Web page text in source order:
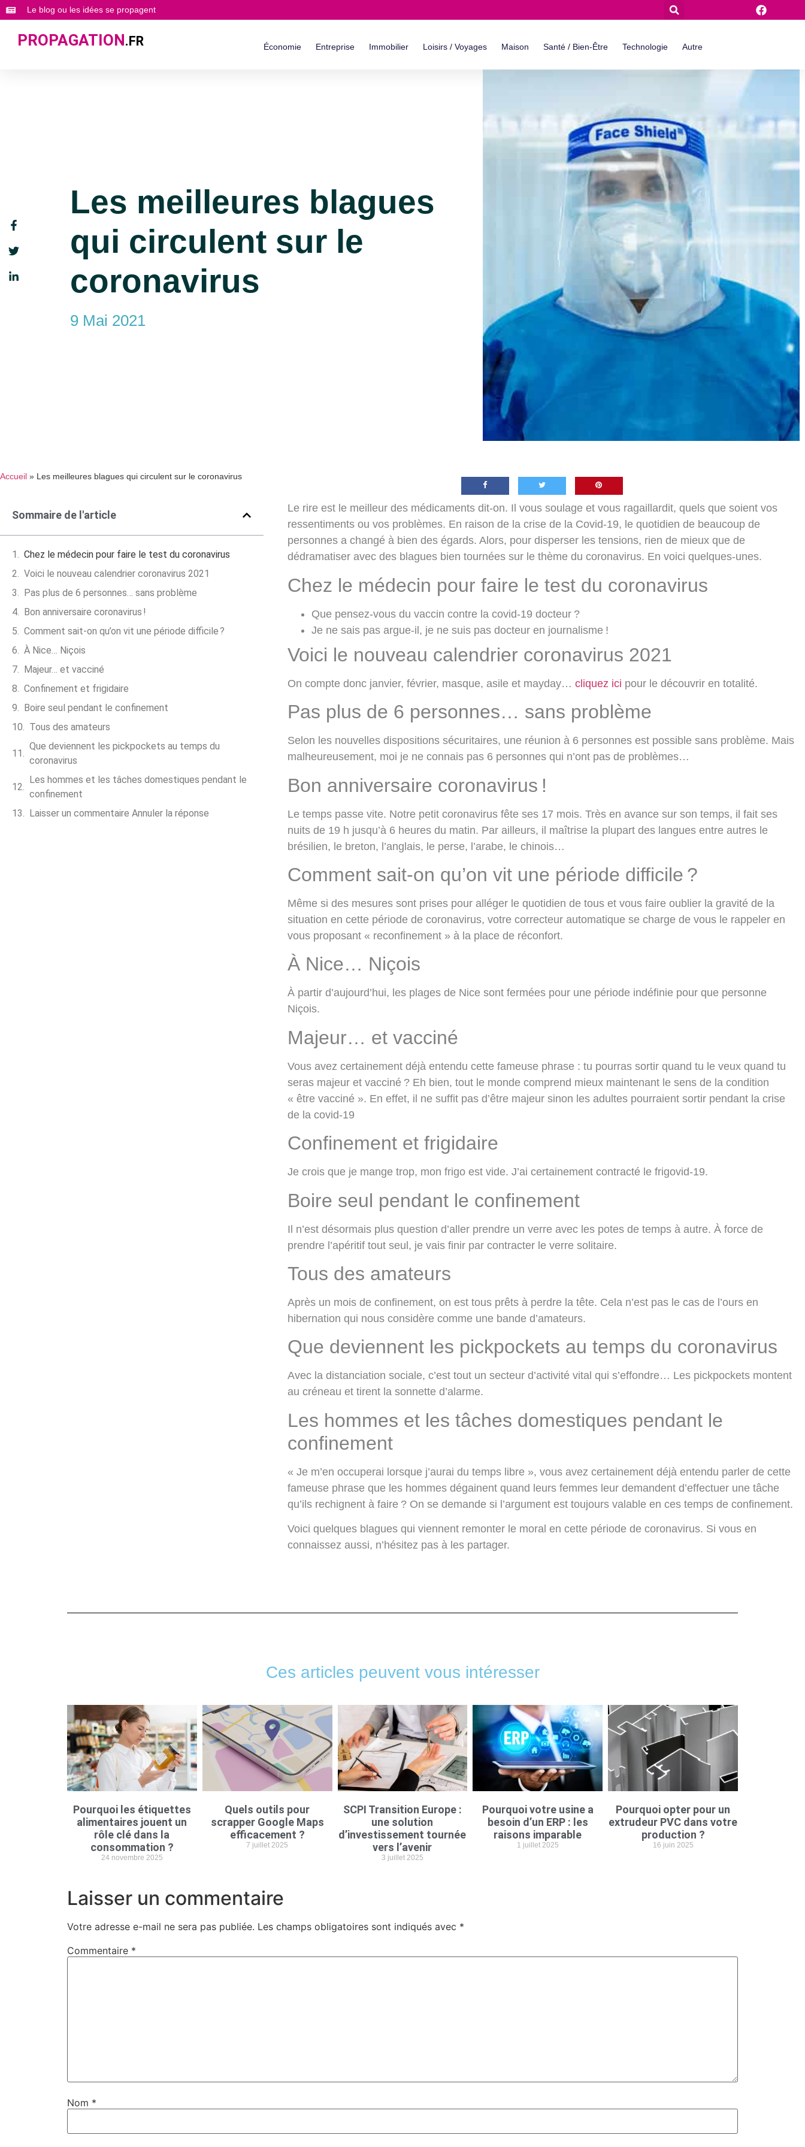
Le blog ou les idées se propagent
PROPAGATION.FR Économie Entreprise Immobilier Loisirs / Voyages Maison Santé / Bien-Être Technologie Autre
Les meilleures blagues
qui circulent sur le
coronavirus
9 Mai 2021
Accueil » Les meilleures blagues qui circulent sur le coronavirus
Sommaire de l'article
Chez le médecin pour faire le test du coronavirus
Voici le nouveau calendrier coronavirus 2021
Pas plus de 6 personnes… sans problème
Bon anniversaire coronavirus !
Comment sait-on qu’on vit une période difficile ?
À Nice… Niçois
Majeur… et vacciné
Confinement et frigidaire
Boire seul pendant le confinement
Tous des amateurs
Que deviennent les pickpockets au temps du
coronavirus
Les hommes et les tâches domestiques pendant le
confinement
Laisser un commentaire Annuler la réponse
Le rire est le meilleur des médicaments dit-on. Il vous soulage et vous ragaillardit, quels que soient vos
ressentiments ou vos problèmes. En raison de la crise de la Covid-19, le quotidien de beaucoup de
personnes a changé à bien des égards. Alors, pour disperser les tensions, rien de mieux que de
dédramatiser avec des blagues bien tournées sur le thème du coronavirus. En voici quelques-unes.
Chez le médecin pour faire le test du coronavirus
Que pensez-vous du vaccin contre la covid-19 docteur ?
Je ne sais pas argue-il, je ne suis pas docteur en journalisme !
Voici le nouveau calendrier coronavirus 2021
On compte donc janvier, février, masque, asile et mayday…cliquez ici pour le découvrir en totalité.
Pas plus de 6 personnes… sans problème
Selon les nouvelles dispositions sécuritaires, une réunion à 6 personnes est possible sans problème. Mais
malheureusement, moi je ne connais pas 6 personnes qui n’ont pas de problèmes…
Bon anniversaire coronavirus !
Le temps passe vite. Notre petit coronavirus fête ses 17 mois. Très en avance sur son temps, il fait ses
nuits de 19 h jusqu’à 6 heures du matin. Par ailleurs, il maîtrise la plupart des langues entre autres le
brésilien, le breton, l’anglais, le perse, l’arabe, le chinois…
Comment sait-on qu’on vit une période difficile ?
Même si des mesures sont prises pour alléger le quotidien de tous et vous faire oublier la gravité de la
situation en cette période de coronavirus, votre correcteur automatique se charge de vous le rappeler en
vous proposant « reconfinement » à la place de réconfort.
À Nice… Niçois
À partir d’aujourd’hui, les plages de Nice sont fermées pour une période indéfinie pour que personne
Niçois.
Majeur… et vacciné
Vous avez certainement déjà entendu cette fameuse phrase : tu pourras sortir quand tu le veux quand tu
seras majeur et vacciné ? Eh bien, tout le monde comprend mieux maintenant le sens de la condition
« être vacciné ». En effet, il ne suffit pas d’être majeur sinon les adultes pourraient sortir pendant la crise
de la covid-19
Confinement et frigidaire
Je crois que je mange trop, mon frigo est vide. J’ai certainement contracté le frigovid-19.
Boire seul pendant le confinement
Il n’est désormais plus question d’aller prendre un verre avec les potes de temps à autre. À force de
prendre l’apéritif tout seul, je vais finir par contracter le verre solitaire.
Tous des amateurs
Après un mois de confinement, on est tous prêts à perdre la tête. Cela n’est pas le cas de l’ours en
hibernation qui nous considère comme une bande d’amateurs.
Que deviennent les pickpockets au temps du coronavirus
Avec la distanciation sociale, c’est tout un secteur d’activité vital qui s’effondre… Les pickpockets montent
au créneau et tirent la sonnette d’alarme.
Les hommes et les tâches domestiques pendant le
confinement
« Je m’en occuperai lorsque j’aurai du temps libre », vous avez certainement déjà entendu parler de cette
fameuse phrase que les hommes dégainent quand leurs femmes leur demandent d’effectuer une tâche
qu’ils rechignent à faire ? On se demande si l’argument est toujours valable en ces temps de confinement.
Voici quelques blagues qui viennent remonter le moral en cette période de coronavirus. Si vous en
connaissez aussi, n’hésitez pas à les partager.
Ces articles peuvent vous intéresser
Pourquoi les étiquettes
alimentaires jouent un
rôle clé dans la
consommation ?
24 novembre 2025
Quels outils pour
scrapper Google Maps
efficacement ?
7 juillet 2025
SCPI Transition Europe :
une solution
d’investissement tournée
vers l’avenir
3 juillet 2025
Pourquoi votre usine a
besoin d’un ERP : les
raisons imparable
1 juillet 2025
Pourquoi opter pour un
extrudeur PVC dans votre
production ?
16 juin 2025
Laisser un commentaire
Votre adresse e-mail ne sera pas publiée. Les champs obligatoires sont indiqués avec *
Commentaire *
Nom *